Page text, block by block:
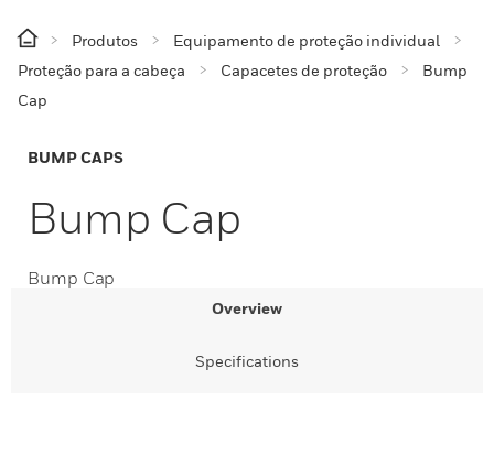
Produtos
Equipamento de proteção individual
Proteção para a cabeça
Capacetes de proteção
Bump
Cap
BUMP CAPS
Bump Cap
Bump Cap
Overview
Specifications